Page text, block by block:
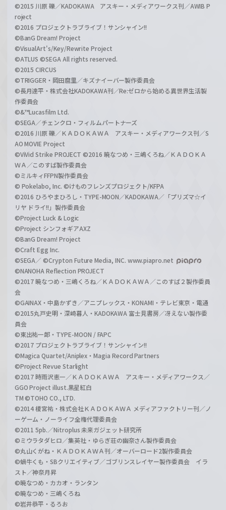
©2015 川原 礫／KADOKAWA アスキー・メディアワークス刊／AWIB P
roject
©2016 プロジェクトラブライブ！サンシャイン!!
©BanG Dream! Project
©VisualArt's/Key/Rewrite Project
©ATLUS ©SEGA All rights reserved.
©2015 CIRCUS
©TRIGGER・岡田麿里／キズナイーバー製作委員会
©長月達平・株式会社KADOKAWA刊／Re:ゼロから始める異世界生活製
作委員会
©&™Lucasfilm Ltd.
©SEGA／チェンクロ・フィルムパートナーズ
©2016 川原 礫／ＫＡＤＯＫＡＷＡ アスキー・メディアワークス刊／S
AO MOVIE Project
©ViVid Strike PROJECT ©2016 暁なつめ・三嶋くろね／ＫＡＤＯＫＡ
ＷＡ／このすば製作委員会
©ミルキィFFPN製作委員会
© Pokelabo, Inc. ©けものフレンズプロジェクト/KFPA
©2016 ひろやまひろし・TYPE-MOON／KADOKAWA／「プリズマ☆イ
リヤ ドライ!!」製作委員会
©Project Luck & Logic
©Project シンフォギアAXZ
©BanG Dream! Project
©Craft Egg Inc.
©SEGA／ ©Crypton Future Media, INC. www.piapro.net
©NANOHA Reflection PROJECT
©2017 暁なつめ・三嶋くろね／ＫＡＤＯＫＡＷＡ／このすば２製作委員
会
©GAINAX・中島かずき／アニプレックス・KONAMI・テレビ東京・電通
©2015丸戸史明・深崎暮人・KADOKAWA 富士見書房／冴えない製作委
員会
©東出祐一郎・TYPE-MOON / FAPC
©2017 プロジェクトラブライブ！サンシャイン!!
©Magica Quartet/Aniplex・Magia Record Partners
©Project Revue Starlight
©2017 時雨沢恵一／ＫＡＤＯＫＡＷＡ アスキー・メディアワークス／
GGO Project illust.黒星紅白
TM ©TOHO CO., LTD.
©2014 榎宮祐・株式会社ＫＡＤＯＫＡＷＡ メディアファクトリー刊／ノ
ーゲーム・ノーライフ全権代理委員会
©2011 5pb.／Nitroplus 未来ガジェット研究所
©ミウラタダヒロ／集英社・ゆらぎ荘の幽奈さん製作委員会
©丸山くがね・ＫＡＤＯＫＡＷＡ刊／オーバーロード2製作委員会
©蝸牛くも・SBクリエイティブ／ゴブリンスレイヤー製作委員会 イラ
スト／神奈月昇
©暁なつめ・カカオ・ランタン
©暁なつめ・三嶋くろね
©岩井恭平・るろお